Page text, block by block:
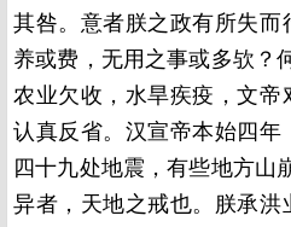
其咎。意者朕之政有所失
养或费，无用之事或多欤？
农业欠收，水旱疾疫，文帝
认真反省。汉宣帝本始四年
四十九处地震，有些地方山
异者，天地之戒也。朕承洪